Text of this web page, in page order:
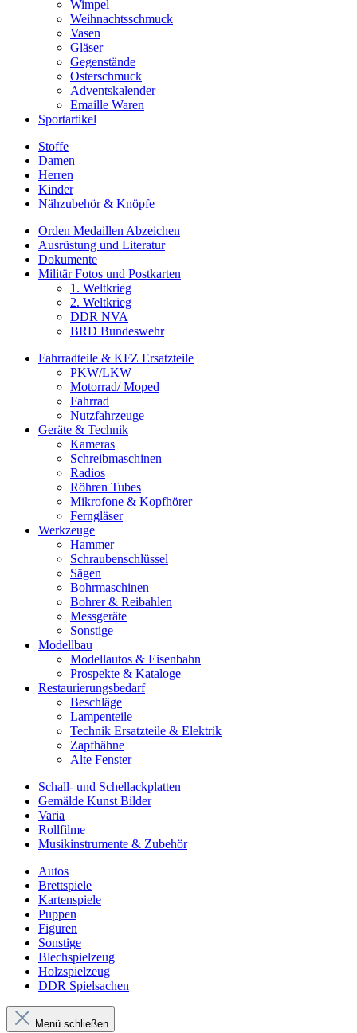
Wimpel
Weihnachtsschmuck
Vasen
Gläser
Gegenstände
Osterschmuck
Adventskalender
Emaille Waren
Sportartikel
Stoffe
Damen
Herren
Kinder
Nähzubehör & Knöpfe
Orden Medaillen Abzeichen
Ausrüstung und Literatur
Dokumente
Militär Fotos und Postkarten
1. Weltkrieg
2. Weltkrieg
DDR NVA
BRD Bundeswehr
Fahrradteile & KFZ Ersatzteile
PKW/LKW
Motorrad/ Moped
Fahrrad
Nutzfahrzeuge
Geräte & Technik
Kameras
Schreibmaschinen
Radios
Röhren Tubes
Mikrofone & Kopfhörer
Ferngläser
Werkzeuge
Hammer
Schraubenschlüssel
Sägen
Bohrmaschinen
Bohrer & Reibahlen
Messgeräte
Sonstige
Modellbau
Modellautos & Eisenbahn
Prospekte & Kataloge
Restaurierungsbedarf
Beschläge
Lampenteile
Technik Ersatzteile & Elektrik
Zapfhähne
Alte Fenster
Schall- und Schellackplatten
Gemälde Kunst Bilder
Varia
Rollfilme
Musikinstrumente & Zubehör
Autos
Brettspiele
Kartenspiele
Puppen
Figuren
Sonstige
Blechspielzeug
Holzspielzeug
DDR Spielsachen
Menü schließen